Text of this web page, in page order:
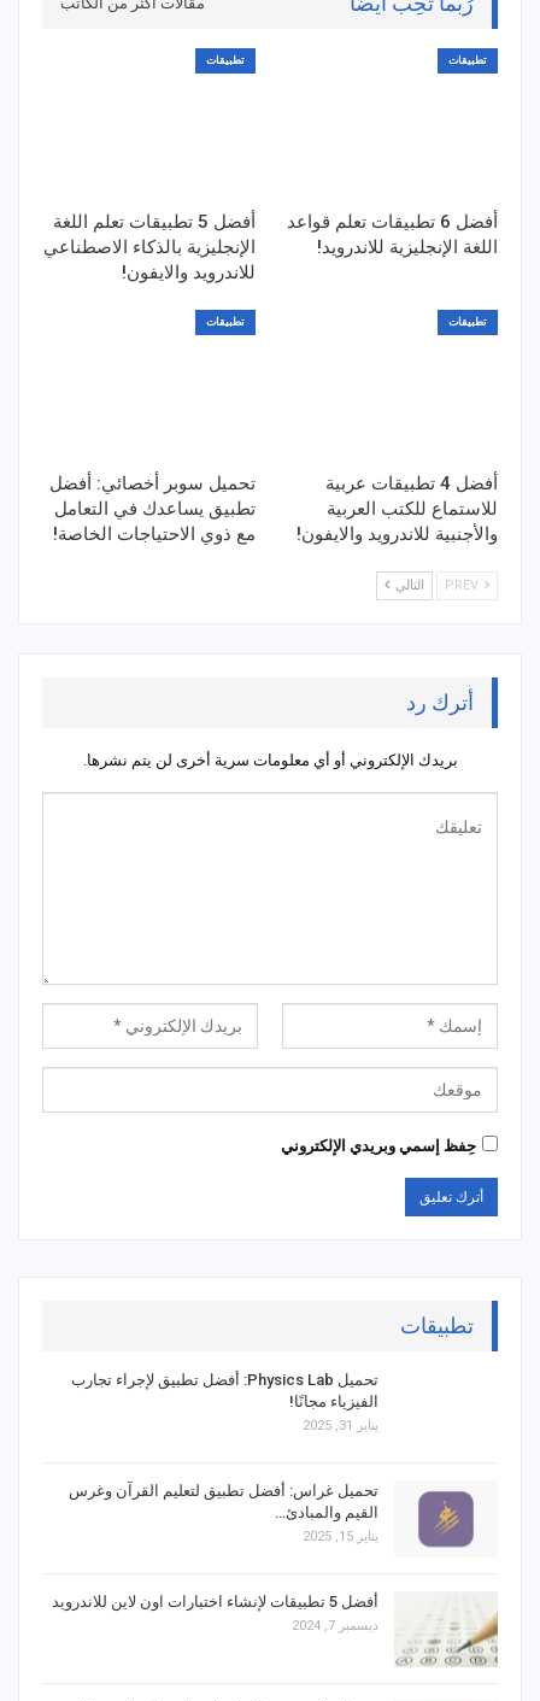
تطبيقات
أفضل 6 تطبيقات تعلم قواعد
اللغة الإنجليزية للاندرويد!
تطبيقات
أفضل 5 تطبيقات تعلم اللغة
الإنجليزية بالذكاء الاصطناعي
للاندرويد والايفون!
تطبيقات
أفضل 4 تطبيقات عربية
للاستماع للكتب العربية
والأجنبية للاندرويد والايفون!
تطبيقات
تحميل سوبر أخصائي: أفضل
تطبيق يساعدك في التعامل
مع ذوي الاحتياجات الخاصة!
التالي
أترك رد
بريدك الإلكتروني أو أي معلومات سرية أخرى لن يتم نشرها.
حِفظ إسمي وبريدي الإلكتروني
تطبيقات
تحميل Physics Lab: أفضل تطبيق لإجراء تجارب
الفيزياء مجانًا!
يناير 31, 2025
تحميل غراس: أفضل تطبيق لتعليم القرآن وغرس
القيم والمبادئ…
يناير 15, 2025
أفضل 5 تطبيقات لإنشاء اختبارات اون لاين للاندرويد
ديسمبر 7, 2024